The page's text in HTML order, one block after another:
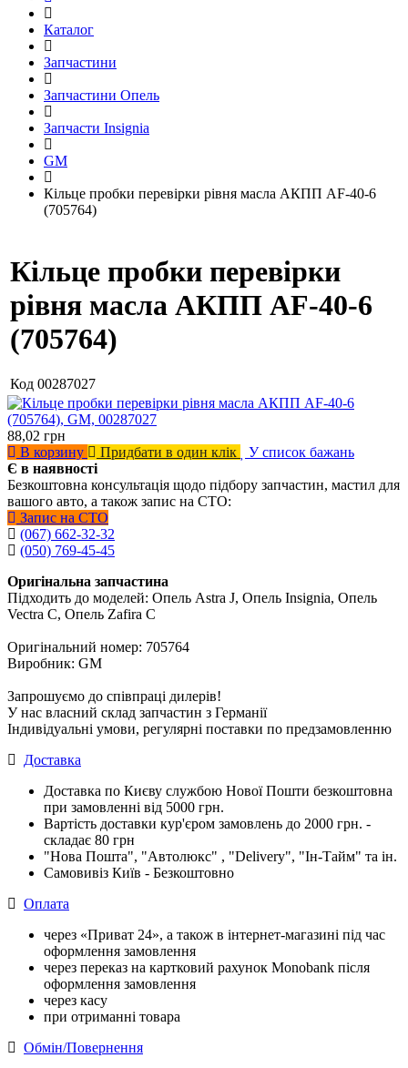
Каталог
Запчастини
Запчастини Опель
Запчасти Insignia
GM
Кільце пробки перевірки рівня масла АКПП AF-40-6
(705764)
Кільце пробки перевірки
рівня масла АКПП AF-40-6
(705764)
Код 00287027
88,02 грн
В корзину
Придбати в один клік
У список бажань
Є в наявності
Безкоштовна консультація щодо підбору запчастин, мастил для
вашого авто, а також запис на СТО:
Запис на СТО
(067) 662-32-32
(050) 769-45-45
Оригінальна запчастина
Підходить до моделей: Опель Astra J, Опель Insignia, Опель
Vectra C, Опель Zafira C
Оригінальний номер: 705764
Виробник: GM
Запрошуємо до співпраці дилерів!
У нас власний склад запчастин з Германії
Індивідуальні умови, регулярні поставки по предзамовленню
Доставка
Доставка по Києву службою Нової Пошти безкоштовна
при замовленні від 5000 грн.
Вартість доставки кур'єром замовлень до 2000 грн. -
складає 80 грн
"Нова Пошта", "Автолюкс" , "Delivery", "Iн-Тайм" та ін.
Самовивіз Київ - Безкоштовно
Оплата
через «Приват 24», а також в інтернет-магазині під час
оформлення замовлення
через переказ на картковий рахунок Monobank після
оформлення замовлення
через касу
при отриманні товара
Обмін/Повернення